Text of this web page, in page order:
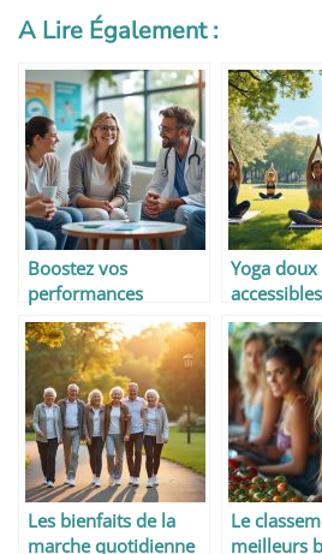
A Lire Également :
Boostez vos
performances
sportives : les
meilleurs aliments à
consommer avant et
après l’entraînement
Yoga
Les bienfaits de la
marche quotidienne
Le
meilleurs